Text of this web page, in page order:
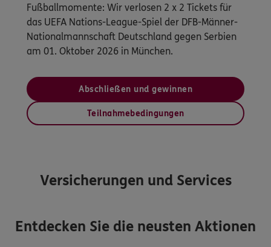
Fußballmomente: Wir verlosen 2 x 2 Tickets für
das UEFA Nations-League-Spiel der DFB-Männer-
Nationalmannschaft Deutschland gegen Serbien
am 01. Oktober 2026 in München.
Abschließen und gewinnen
Teilnahmebedingungen
Versicherungen und Services
Entdecken Sie die neusten Aktionen